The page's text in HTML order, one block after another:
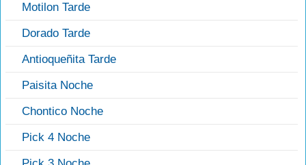
Motilon Tarde
Dorado Tarde
Antioqueñita Tarde
Paisita Noche
Chontico Noche
Pick 4 Noche